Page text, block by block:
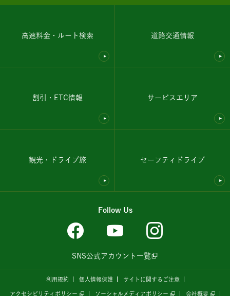
高速料金・ルート検索 道路交通情報
割引・ETC情報 サービスエリア
観光・ドライブ旅 セーフティドライブ
Follow Us
SNS公式アカウント一覧
利用規約 個人情報保護 サイトに関するご注意
アクセシビリティポリシー ソーシャルメディアポリシー 会社概要